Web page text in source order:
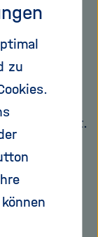
der
und
Typ 1
Typ 1
Eltern zu
für
zu